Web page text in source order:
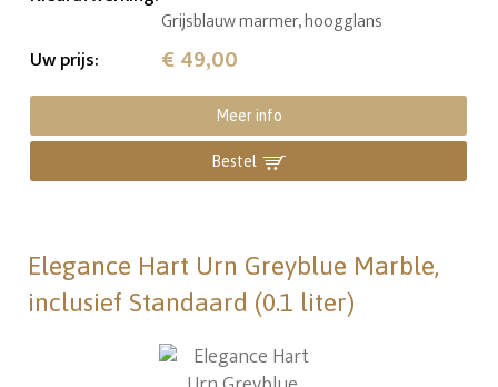
Grijsblauw marmer, hoogglans
Uw prijs: € 49,00
Meer info
Bestel
Elegance Hart Urn Greyblue Marble,
inclusief Standaard (0.1 liter)